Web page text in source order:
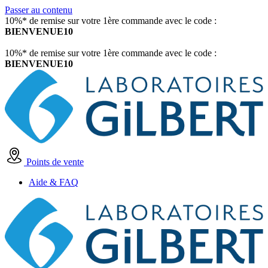
Passer au contenu
10%* de remise sur votre 1ère commande avec le code :
BIENVENUE10
10%* de remise sur votre 1ère commande avec le code :
BIENVENUE10
Points de vente
Aide & FAQ